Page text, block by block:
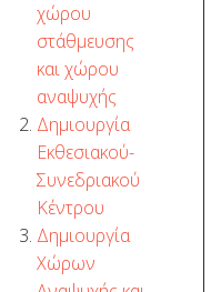
χώρου
στάθμευσης
και χώρου
αναψυχής
Δημιουργία
Εκθεσιακού-
Συνεδριακού
Κέντρου
Δημιουργία
Χώρων